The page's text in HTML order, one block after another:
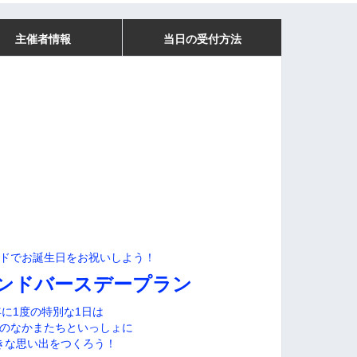
主催者情報 当日の受付方法
でお誕生日をお祝いしよう！
ドバースデープラン
1度の特別な1日は
なかまたちといっしょに
な思い出をつくろう！